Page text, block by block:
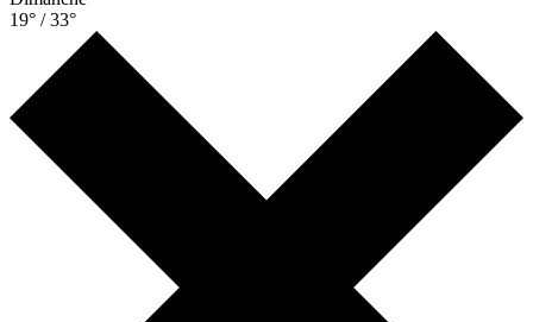
19° / 33°